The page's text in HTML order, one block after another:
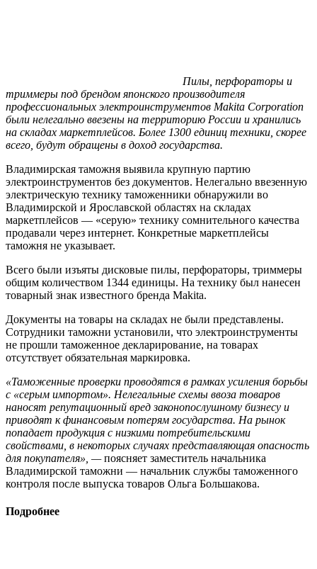
Пилы, перфораторы и
триммеры под брендом японского производителя
профессиональных электроинструментов Makita Corporation
были нелегально ввезены на территорию России и хранились
на складах маркетплейсов. Более 1300 единиц техники, скорее
всего, будут обращены в доход государства.
Владимирская таможня выявила крупную партию
электроинструментов без документов. Нелегально ввезенную
электрическую технику таможенники обнаружили во
Владимирской и Ярославской областях на складах
маркетплейсов — «серую» технику сомнительного качества
продавали через интернет. Конкретные маркетплейсы
таможня не указывает.
Всего были изъяты дисковые пилы, перфораторы, триммеры
общим количеством 1344 единицы. На технику был нанесен
товарный знак известного бренда Makita.
Документы на товары на складах не были представлены.
Сотрудники таможни установили, что электроинструменты
не прошли таможенное декларирование, на товарах
отсутствует обязательная маркировка.
«Таможенные проверки проводятся в рамках усиления борьбы
с «серым импортом». Нелегальные схемы ввоза товаров
наносят репутационный вред законопослушному бизнесу и
приводят к финансовым потерям государства. На рынок
попадает продукция с низкими потребительскими
свойствами, в некоторых случаях представляющая опасность
для покупателя», —поясняет заместитель начальника
Владимирской таможни — начальник службы таможенного
контроля после выпуска товаров Ольга Большакова.
Подробнее